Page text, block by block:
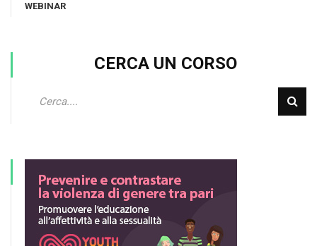
WEBINAR
CERCA UN CORSO